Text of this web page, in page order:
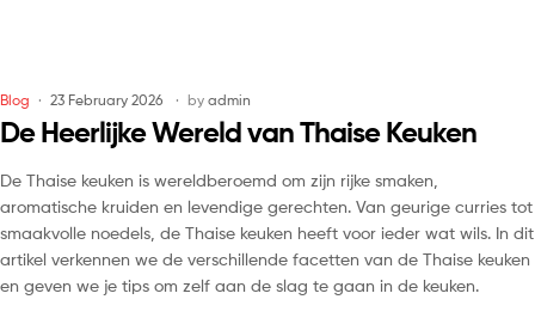
Blog 23 February 2026 by admin
De Heerlijke Wereld van Thaise Keuken
De Thaise keuken is wereldberoemd om zijn rijke smaken,
aromatische kruiden en levendige gerechten. Van geurige curries tot
smaakvolle noedels, de Thaise keuken heeft voor ieder wat wils. In dit
artikel verkennen we de verschillende facetten van de Thaise keuken
en geven we je tips om zelf aan de slag te gaan in de keuken.